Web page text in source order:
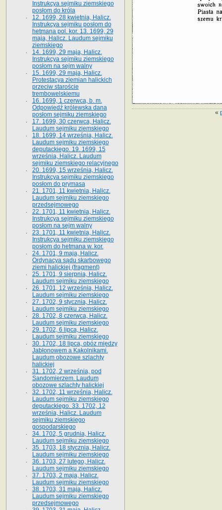
«
Instrukcya sejmiku ziemskiego
posłom do króla
12. 1699, 28 kwietnia, Halicz.
Instrukcya sejmiku posłom do
hetmana pol. kor. 13. 1699, 29
maja, Halicz. Laudum sejmiku
ziemskiego
14. 1699, 29 maja, Halicz.
Instrukcya sejmiku ziemskiego
posłom na sejm walny
15. 1699, 29 maja, Halicz.
Protestacya ziemian halickich
przeciw staroście
trembowelskiemu
16. 1699, 1 czerwca, b. m.
Odpowiedź królewska dana
posłom sejmiku ziemskiego
17. 1699, 30 czerwca, Halicz.
Laudum sejmiku ziemskiego
18. 1699, 14 września, Halicz.
Laudum sejmiku ziemskiego
deputackiego. 19. 1699, 15
września, Halicz. Laudum
sejmiku ziemskiego relacyjnego
20. 1699, 15 września, Halicz.
Instrukcya sejmiku ziemskiego
posłom do prymasa
21. 1701, 11 kwietnia, Halicz.
Laudum sejmiku ziemskiego
przedsejmowego
22. 1701, 11 kwietnia, Halicz.
Instrukcya sejmiku ziemskiego
posłom na sejm walny
23. 1701, 11 kwietnia, Halicz.
Instrukcya sejmiku ziemskiego
posłom do hetmana w. kor.
24. 1701, 9 maja, Halicz.
Ordynacya sądu skarbowego
ziemi halickiej (fragment)
25. 1701, 9 sierpnia, Halicz.
Laudum sejmiku ziemskiego
26. 1701, 12 września, Halicz.
Laudum sejmiku ziemskiego
27. 1702, 9 stycznia, Halicz.
Laudum sejmiku ziemskiego
28. 1702, 8 czerwca, Halicz.
Laudum sejmiku ziemskiego
29. 1702, 6 lipca, Halicz.
Laudum sejmiku ziemskiego
30. 1702, 18 lipca, obóz między
Jabłonowem a Kąkolnikami.
Laudum obozowe szlachty
halickiej
31. 1702, 2 września, pod
Sandomierzem. Laudum
obozowe szlachty halickiej
32. 1702, 11 września, Halicz.
Laudum sejmiku ziemskiego
deputackiego. 33. 1702, 12
września, Halicz. Laudum
sejmiku ziemskiego
gospodarskiego
34. 1702, 5 grudnia, Halicz.
Laudum sejmiku ziemskiego
35. 1703, 18 stycznia, Halicz.
Laudum sejmiku ziemskiego
36. 1703, 27 lutego, Halicz.
Laudum sejmiku ziemskiego
37. 1703, 2 maja, Halicz.
Laudum sejmiku ziemskiego
38. 1703, 31 maja, Halicz.
Laudum sejmiku ziemskiego
przedsejmowego